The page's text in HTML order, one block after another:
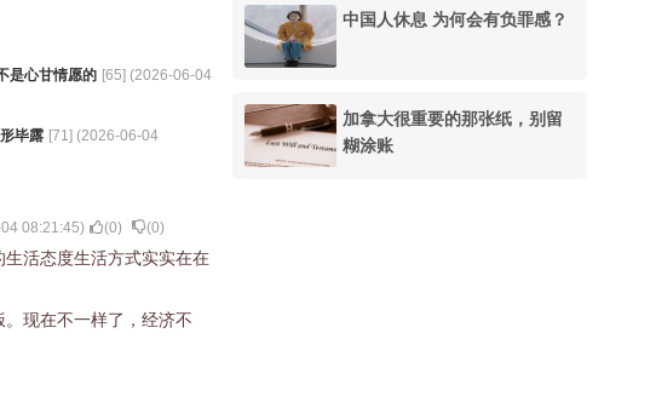
是心甘情愿的 [65] (2026-06-04
毕露 [71] (2026-06-04
08:21:45) (0) (0)
活态度生活方式实实在在
现在不一样了，经济不
中国人休息 为何会有负罪感？
加拿大很重要的那张纸，别留
糊涂账